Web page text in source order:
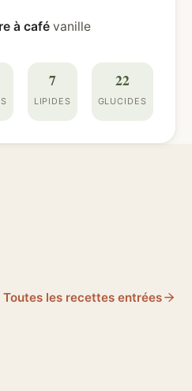
à café vanille
7
LIPIDES
22
GLUCIDES
Toutes les recettes entrées